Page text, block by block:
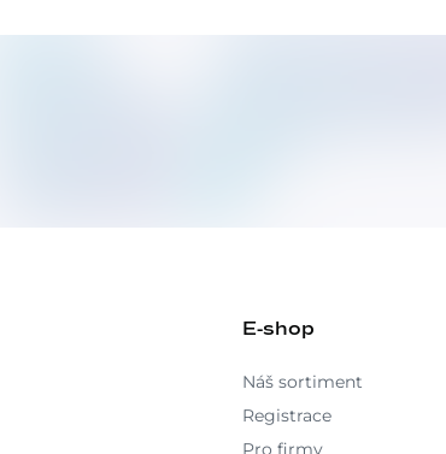
E-shop
Náš sortiment
Registrace
Pro firmy